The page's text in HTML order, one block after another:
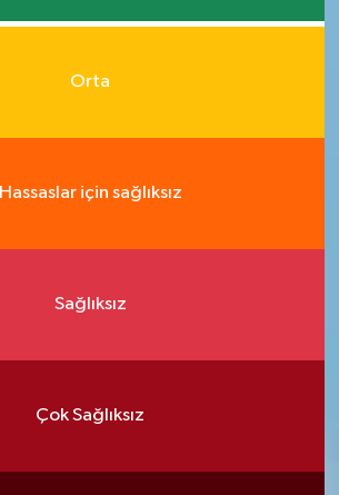
Orta
Hassaslar için sağlıksız
Sağlıksız
Çok Sağlıksız